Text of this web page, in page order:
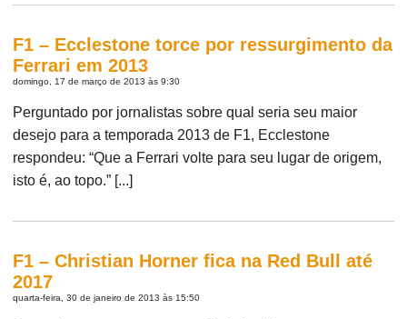
F1 – Ecclestone torce por ressurgimento da
Ferrari em 2013
domingo, 17 de março de 2013 às 9:30
Perguntado por jornalistas sobre qual seria seu maior
desejo para a temporada 2013 de F1, Ecclestone
respondeu: “Que a Ferrari volte para seu lugar de origem,
isto é, ao topo.” [...]
F1 – Christian Horner fica na Red Bull até
2017
quarta-feira, 30 de janeiro de 2013 às 15:50